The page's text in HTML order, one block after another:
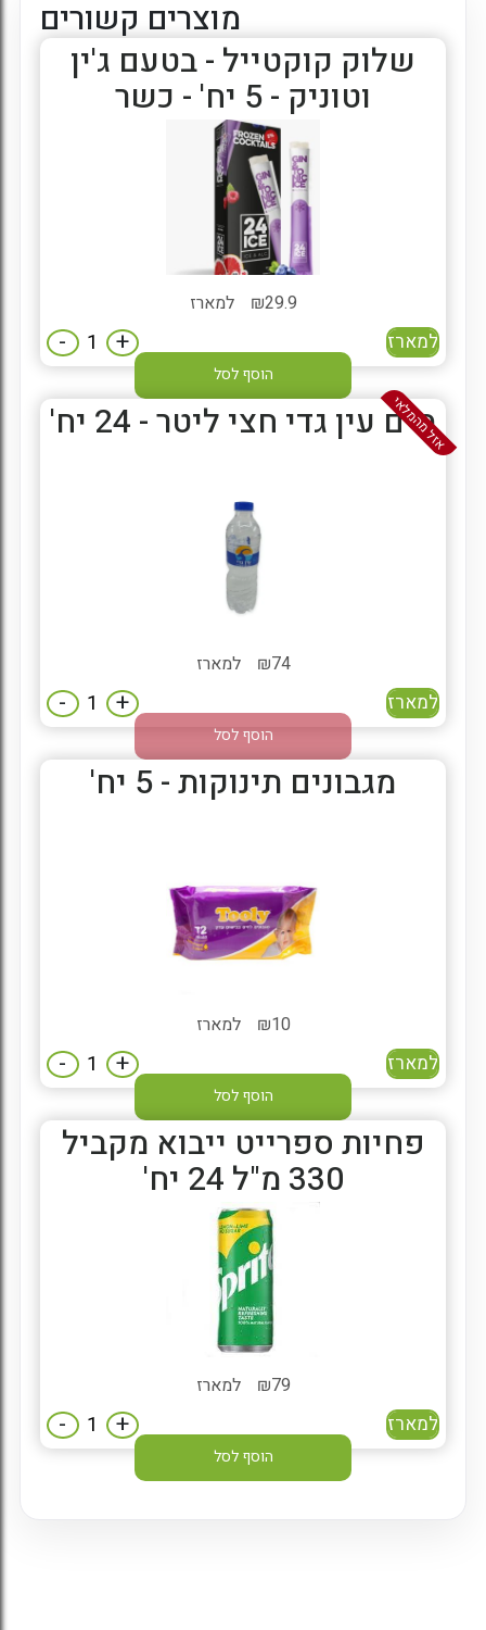
מוצרים קשורים
שלוק קוקטייל - בטעם ג'ין
וטוניק - 5 יח' - כשר
29.9
₪ למארז
למארז +
-
הוסף לסל
אזל מהמלאי
מים עין גדי חצי ליטר - 24 יח'
74
₪ למארז
למארז +
-
הוסף לסל
מגבונים תינוקות - 5 יח'
10
₪ למארז
למארז +
-
הוסף לסל
פחיות ספרייט ייבוא מקביל
330 מ"ל 24 יח'
79
₪ למארז
למארז +
-
הוסף לסל